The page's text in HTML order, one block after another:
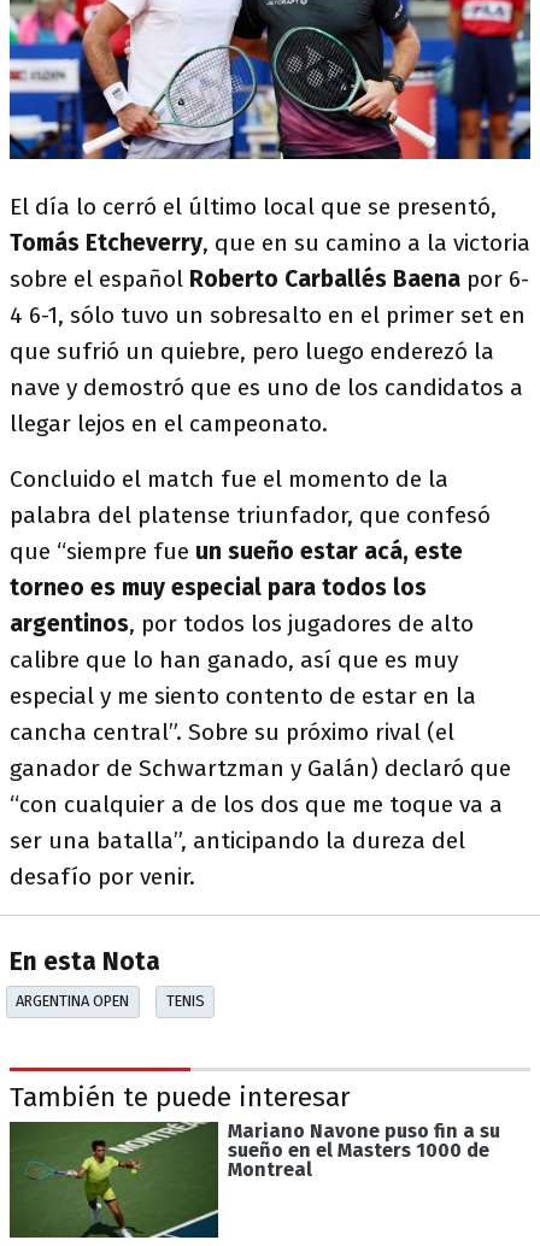
El día lo cerró el último local que se presentó,
Tomás Etcheverry, que en su camino a la victoria
sobre el español Roberto Carballés Baena por 6-
4 6-1, sólo tuvo un sobresalto en el primer set en
que sufrió un quiebre, pero luego enderezó la
nave y demostró que es uno de los candidatos a
llegar lejos en el campeonato.
Concluido el match fue el momento de la
palabra del platense triunfador, que confesó
que “siempre fue un sueño estar acá, este
torneo es muy especial para todos los
argentinos, por todos los jugadores de alto
calibre que lo han ganado, así que es muy
especial y me siento contento de estar en la
cancha central”. Sobre su próximo rival (el
ganador de Schwartzman y Galán) declaró que
“con cualquier a de los dos que me toque va a
ser una batalla”, anticipando la dureza del
desafío por venir.
En esta Nota
ARGENTINA OPEN TENIS
También te puede interesar
Mariano Navone puso fin a su
sueño en el Masters 1000 de
Montreal